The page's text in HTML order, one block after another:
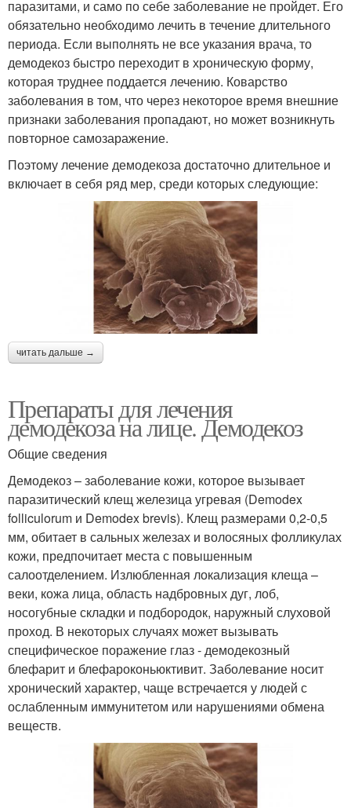
паразитами, и само по себе заболевание не пройдет. Его
обязательно необходимо лечить в течение длительного
периода. Если выполнять не все указания врача, то
демодекоз быстро переходит в хроническую форму,
которая труднее поддается лечению. Коварство
заболевания в том, что через некоторое время внешние
признаки заболевания пропадают, но может возникнуть
повторное самозаражение.
Поэтому лечение демодекоза достаточно длительное и
включает в себя ряд мер, среди которых следующие:
читать дальше →
Препараты для лечения
демодекоза на лице. Демодекоз
Общие сведения
Демодекоз – заболевание кожи, которое вызывает
паразитический клещ железица угревая (Demodex
folliculorum и Demodex brevis). Клещ размерами 0,2-0,5
мм, обитает в сальных железах и волосяных фолликулах
кожи, предпочитает места с повышенным
салоотделением. Излюбленная локализация клеща –
веки, кожа лица, область надбровных дуг, лоб,
носогубные складки и подбородок, наружный слуховой
проход. В некоторых случаях может вызывать
специфическое поражение глаз - демодекозный
блефарит и блефароконьюктивит. Заболевание носит
хронический характер, чаще встречается у людей с
ослабленным иммунитетом или нарушениями обмена
веществ.